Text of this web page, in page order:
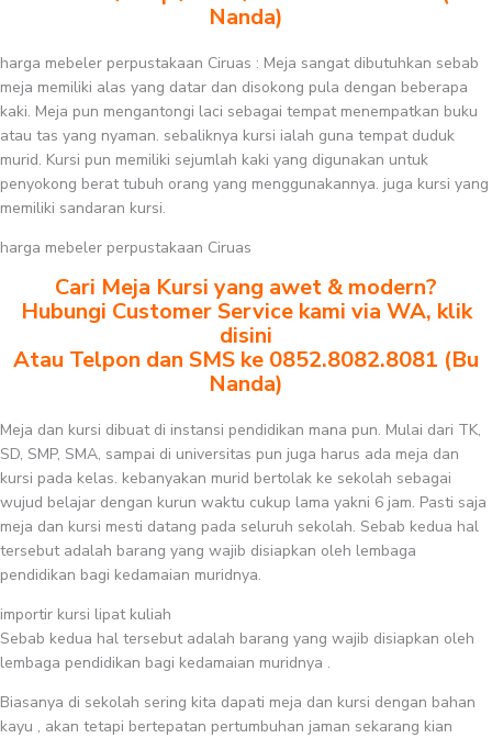
Nanda)
harga mebeler perpustakaan Ciruas : Meja sangat dibutuhkan sebab
meja memiliki alas yang datar dan disokong pula dengan beberapa
kaki. Meja pun mengantongi laci sebagai tempat menempatkan buku
atau tas yang nyaman. sebaliknya kursi ialah guna tempat duduk
murid. Kursi pun memiliki sejumlah kaki yang digunakan untuk
penyokong berat tubuh orang yang menggunakannya. juga kursi yang
memiliki sandaran kursi.
harga mebeler perpustakaan Ciruas
Cari Meja Kursi yang awet & modern?
Hubungi Customer Service kami via WA, klik
disini
Atau Telpon dan SMS ke 0852.8082.8081 (Bu
Nanda)
Meja dan kursi dibuat di instansi pendidikan mana pun. Mulai dari TK,
SD, SMP, SMA, sampai di universitas pun juga harus ada meja dan
kursi pada kelas. kebanyakan murid bertolak ke sekolah sebagai
wujud belajar dengan kurun waktu cukup lama yakni 6 jam. Pasti saja
meja dan kursi mesti datang pada seluruh sekolah. Sebab kedua hal
tersebut adalah barang yang wajib disiapkan oleh lembaga
pendidikan bagi kedamaian muridnya.
importir kursi lipat kuliah
Sebab kedua hal tersebut adalah barang yang wajib disiapkan oleh
lembaga pendidikan bagi kedamaian muridnya .
Biasanya di sekolah sering kita dapati meja dan kursi dengan bahan
kayu , akan tetapi bertepatan pertumbuhan jaman sekarang kian